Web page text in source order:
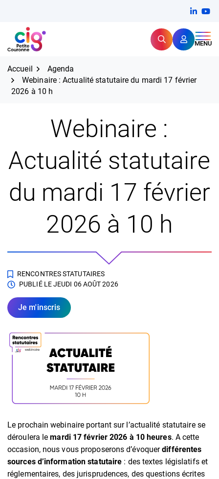
contenu
CIG Petite Couronne RechercherMENU
Expertise et proximité pour
Accueil
Agenda
Webinaire : Actualité statutaire du mardi 17 février
2026 à 10 h
Webinaire :
Actualité statutaire
du mardi 17 février
2026 à 10 h
RENCONTRES STATUTAIRES
PUBLIÉ LEJEUDI 06 AOÛT 2026
Je m'inscris
Le prochain webinaire portant sur l’actualité statutaire se
déroulera lemardi 17 février 2026 à 10 heures. A cette
occasion, nous vous proposerons d’évoquerdifférentes
sources d’information statutaire : des textes législatifs et
réglementaires, des jurisprudences, des questions écrites